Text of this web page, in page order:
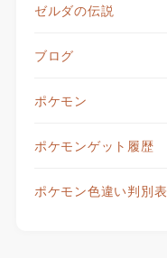
ゼルダの伝説
ブログ
ポケモン
ポケモンゲット履歴
ポケモン色違い判別表